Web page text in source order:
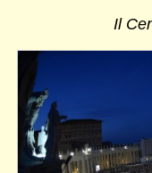
Il